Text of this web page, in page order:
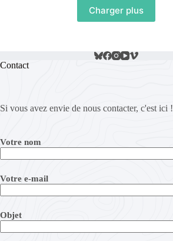
Charger plus
Contact
Si vous avez envie de nous contacter, c'est ici !
Votre nom
Votre e-mail
Objet